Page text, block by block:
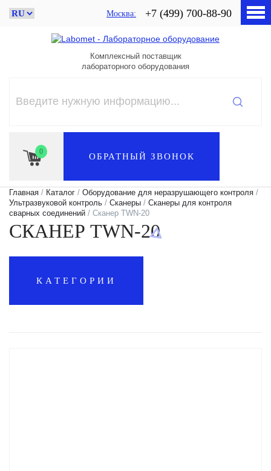
Москва +7 (499) 700-88-90
Комплексный поставщик
лабораторного оборудования
0 ОБРАТНЫЙ ЗВОНОК
Главная / Каталог / Оборудование для неразрушающего контроля /
Ультразвуковой контроль / Сканеры / Сканеры для контроля
сварных соединений / Сканер TWN-20
СКАНЕР TWN-20
КАТЕГОРИИ